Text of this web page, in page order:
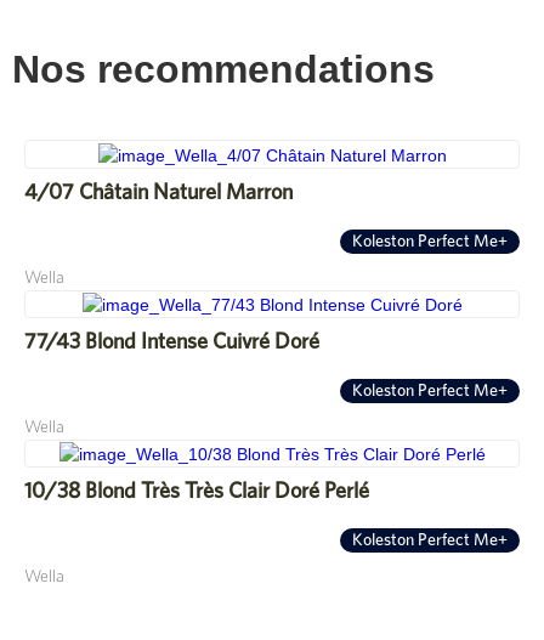
Nos recommendations
4/07 Châtain Naturel Marron
Koleston Perfect Me+
Wella
77/43 Blond Intense Cuivré Doré
Koleston Perfect Me+
Wella
10/38 Blond Très Très Clair Doré Perlé
Koleston Perfect Me+
Wella